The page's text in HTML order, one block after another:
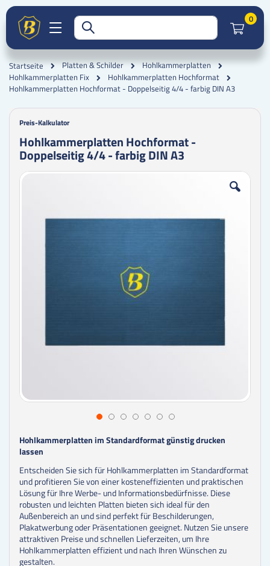
0
Startseite Platten & Schilder
Hohlkammerplatten
Hohlkammerplatten Fix
Hohlkammerplatten Hochformat
Hohlkammerplatten Hochformat - Doppelseitig 4/4 - farbig DIN A3
Preis-Kalkulator
Hohlkammerplatten Hochformat -
Doppelseitig 4/4 - farbig DIN A3
Zum
springen
Zum
springen
Hohlkammerplatten im Standardformat günstig drucken
lassen
Entscheiden Sie sich für Hohlkammerplatten im Standardformat
und profitieren Sie von einer kosteneffizienten und praktischen
Lösung für Ihre Werbe- und Informationsbedürfnisse. Diese
robusten und leichten Platten bieten sich ideal für den
Außenbereich an und sind perfekt für Beschilderungen,
Plakatwerbung oder Präsentationen geeignet. Nutzen Sie unsere
attraktiven Preise und schnellen Lieferzeiten, um Ihre
Hohlkammerplatten effizient und nach Ihren Wünschen zu
gestalten.